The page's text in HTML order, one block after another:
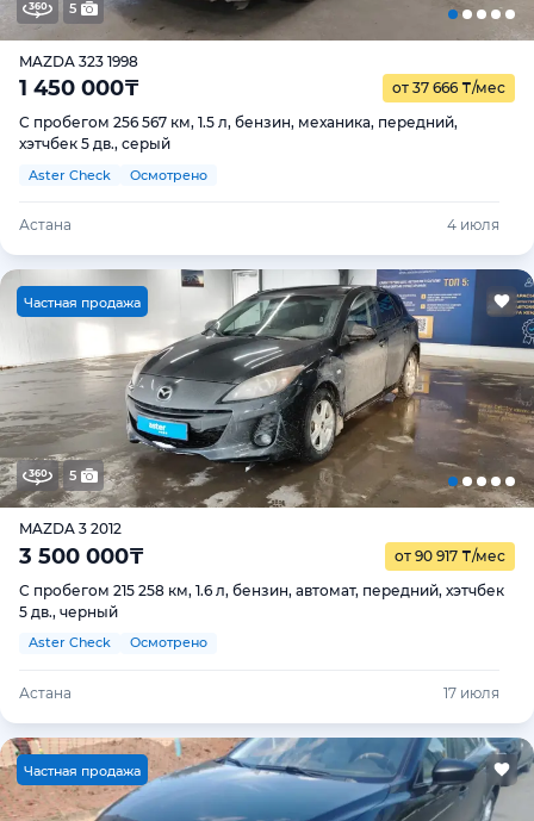
5
MAZDA 323 1998
1 450 000₸ от 37 666 ₸/мес
С пробегом 256 567 км, 1.5 л, бензин, механика, передний,
хэтчбек 5 дв., серый
Aster Check Осмотрено
Астана 4 июля
Частная продажа
5
MAZDA 3 2012
3 500 000₸ от 90 917 ₸/мес
С пробегом 215 258 км, 1.6 л, бензин, автомат, передний, хэтчбек
5 дв., черный
Aster Check Осмотрено
Астана 17 июля
Частная продажа